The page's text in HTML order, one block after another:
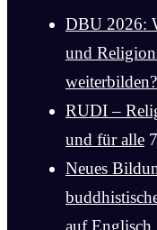
DBU 2026:
und
weiterbilden?
RUDI –
und für alle
Neues
auf Englisch